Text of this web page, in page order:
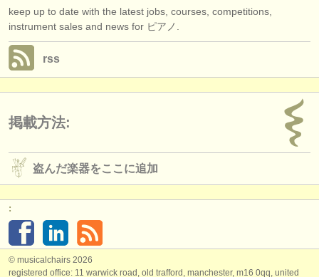
keep up to date with the latest jobs, courses, competitions,
instrument sales and news for ピアノ.
rss
掲載方法:
盗んだ楽器をここに追加
:
© musicalchairs 2026
registered office: 11 warwick road, old trafford, manchester, m16 0qq, united